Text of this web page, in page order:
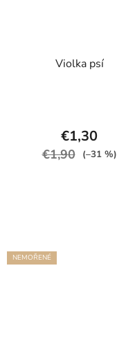
Violka psí
€1,30
€1,90 (–31 %)
NEMOŘENÉ